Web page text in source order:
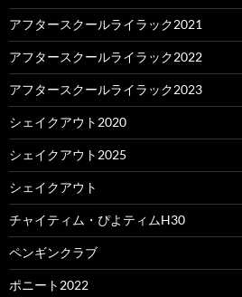
アフタースクールライラック2021
アフタースクールライラック2022
アフタースクールライラック2023
シェイクアウト2020
シェイクアウト2025
シェイクアウト
チャイティム・ぴよティムH30
ペンギンクラブ
ポニート2022